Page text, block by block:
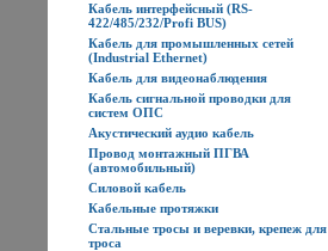
Кабель интерфейсный (RS-
422/485/232/Profi BUS)
Кабель для промышленных сетей
(Industrial Ethernet)
Кабель для видеонаблюдения
Кабель сигнальной проводки для
систем ОПС
Акустический аудио кабель
Провод монтажный ПГВА
(автомобильный)
Силовой кабель
Кабельные протяжки
Стальные тросы и веревки, крепеж для
троса